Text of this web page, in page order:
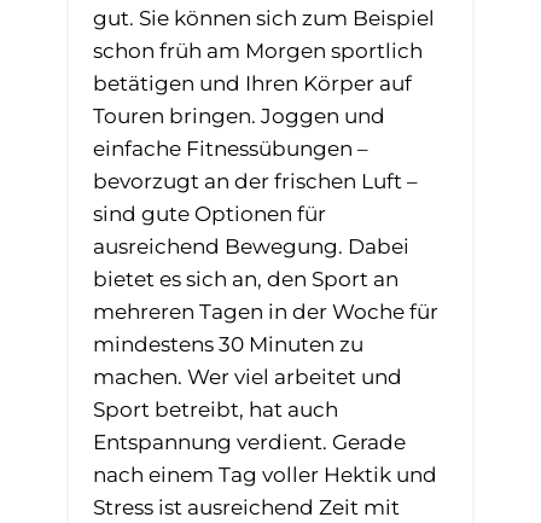
gut. Sie können sich zum Beispiel
schon früh am Morgen sportlich
betätigen und Ihren Körper auf
Touren bringen. Joggen und
einfache Fitnessübungen –
bevorzugt an der frischen Luft –
sind gute Optionen für
ausreichend Bewegung. Dabei
bietet es sich an, den Sport an
mehreren Tagen in der Woche für
mindestens 30 Minuten zu
machen. Wer viel arbeitet und
Sport betreibt, hat auch
Entspannung verdient. Gerade
nach einem Tag voller Hektik und
Stress ist ausreichend Zeit mit